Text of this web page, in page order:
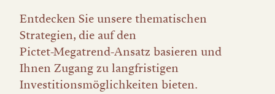
Entdecken Sie unsere thematischen
Strategien, die auf den
Pictet-Megatrend-Ansatz basieren und
Ihnen Zugang zu langfristigen
Investitionsmöglichkeiten bieten.